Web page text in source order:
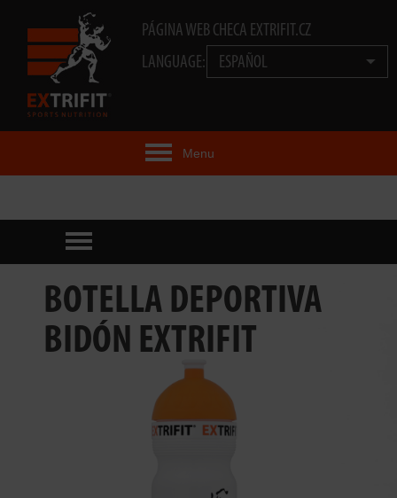
PÁGINA WEB CHECA EXTRIFIT.CZ
LANGUAGE:
ESPAÑOL
Menu
PRODUCTOS
TECNOLOGÍA
EXTRIFIT® TEAM
BOTELLA DEPORTIVA
BIDÓN EXTRIFIT